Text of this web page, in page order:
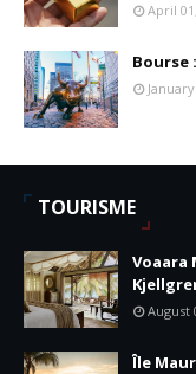
April
Bourse
TOURISME
Voaara
August
Île